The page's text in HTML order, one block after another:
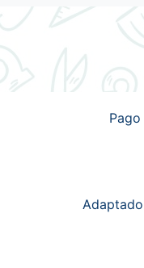
momento. Derecho de acceso,
oposición al su tratamiento.
si considera que el tratamiento
derechos: MELC, S.A.. Glorieta
Protección de Datos:
Soy consciente de que puedo